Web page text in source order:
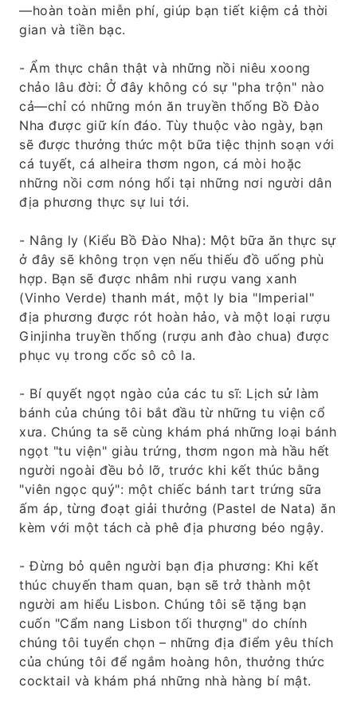
—hoàn toàn miễn phí, giúp bạn tiết kiệm cả thời
gian và tiền bạc.
- Ẩm thực chân thật và những nồi niêu xoong
chảo lâu đời: Ở đây không có sự "pha trộn" nào
cả—chỉ có những món ăn truyền thống Bồ Đào
Nha được giữ kín đáo. Tùy thuộc vào ngày, bạn
sẽ được thưởng thức một bữa tiệc thịnh soạn với
cá tuyết, cá alheira thơm ngon, cá mòi hoặc
những nồi cơm nóng hổi tại những nơi người dân
địa phương thực sự lui tới.
- Nâng ly (Kiểu Bồ Đào Nha): Một bữa ăn thực sự
ở đây sẽ không trọn vẹn nếu thiếu đồ uống phù
hợp. Bạn sẽ được nhâm nhi rượu vang xanh
(Vinho Verde) thanh mát, một ly bia "Imperial"
địa phương được rót hoàn hảo, và một loại rượu
Ginjinha truyền thống (rượu anh đào chua) được
phục vụ trong cốc sô cô la.
- Bí quyết ngọt ngào của các tu sĩ: Lịch sử làm
bánh của chúng tôi bắt đầu từ những tu viện cổ
xưa. Chúng ta sẽ cùng khám phá những loại bánh
ngọt "tu viện" giàu trứng, thơm ngon mà hầu hết
người ngoài đều bỏ lỡ, trước khi kết thúc bằng
"viên ngọc quý": một chiếc bánh tart trứng sữa
ấm áp, từng đoạt giải thưởng (Pastel de Nata) ăn
kèm với một tách cà phê địa phương béo ngậy.
- Đừng bỏ quên người bạn địa phương: Khi kết
thúc chuyến tham quan, bạn sẽ trở thành một
người am hiểu Lisbon. Chúng tôi sẽ tặng bạn
cuốn "Cẩm nang Lisbon tối thượng" do chính
chúng tôi tuyển chọn – những địa điểm yêu thích
của chúng tôi để ngắm hoàng hôn, thưởng thức
cocktail và khám phá những nhà hàng bí mật.